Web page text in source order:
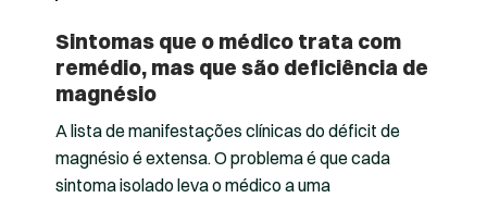
Sintomas que o médico trata com
remédio, mas que são deficiência de
magnésio
A lista de manifestações clínicas do déficit de
magnésio é extensa. O problema é que cada
sintoma isolado leva o médico a uma